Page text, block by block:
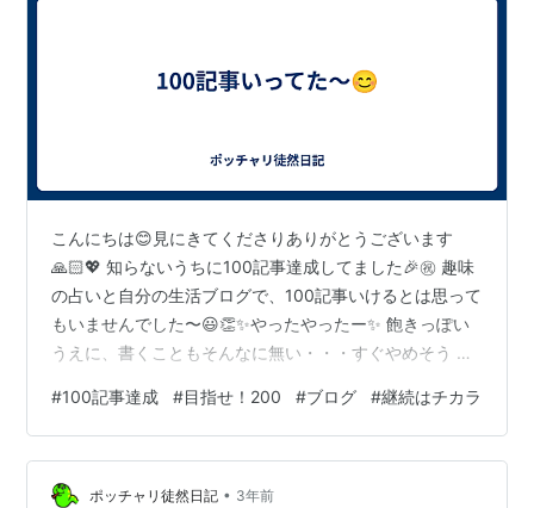
こんにちは😊見にきてくださりありがとうございます
🙏🏻💖 知らないうちに100記事達成してました🎉㊗️ 趣味
の占いと自分の生活ブログで、100記事いけるとは思って
もいませんでした〜😃👏✨やったやったー✨ 飽きっぽい
うえに、書くこともそんなに無い・・・すぐやめそう そ
によく言われました たしかに、そうだね〜。100いった
なら次は200を目指そう！ と思いますたので・・・・・
目指せ！200記事🎊 いつも見てくださり本当にありがと
うございます😊 今後ともどうぞよろしくお願いいたしま
#100記事達成 #目指せ！200 #ブログ #継続はチカラ
ポッチャリ徒然日記 • 3年前